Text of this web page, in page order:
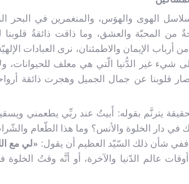
الهوى والهوَس، والمنغمرين في البحر
من المحبّة والعشق، وما ذاقت ذائقةُ
الإيمان والاطمئنان، نرى العبادات
شيء غير الدُّنيا الّتي هي معلف للحيوانات،
قلوبنا عن جمال الجميل وهجرت ذائقة
يترنَّم بقوله: أَبيتُ عند ربِّي يطعمني
في دار الخلوة والأنس؟ وما هذا الطّعام
ففي شأن ذلك السّيّد العظيم أن يقول: «لي مع
عالم الدّنيا والآخرة، أو أنَّه وقتُ